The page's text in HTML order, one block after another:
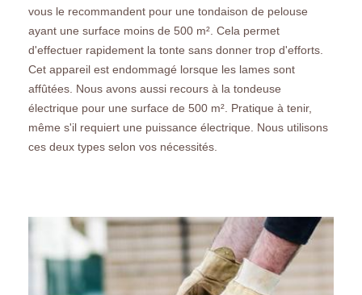
vous le recommandent pour une tondaison de pelouse
ayant une surface moins de 500 m². Cela permet
d'effectuer rapidement la tonte sans donner trop d'efforts.
Cet appareil est endommagé lorsque les lames sont
affûtées. Nous avons aussi recours à la tondeuse
électrique pour une surface de 500 m². Pratique à tenir,
même s'il requiert une puissance électrique. Nous utilisons
ces deux types selon vos nécessités.